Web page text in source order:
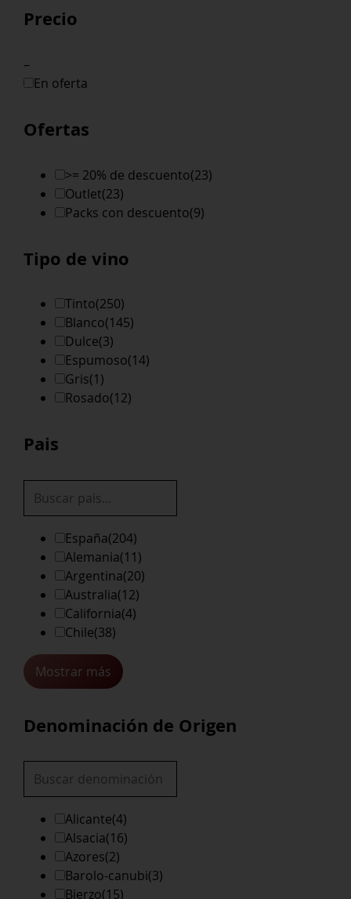
Precio
–
En oferta
Ofertas
>= 20% de descuento(23)
Outlet(23)
Packs con descuento(9)
Tipo de vino
Tinto(250)
Blanco(145)
Dulce(3)
Espumoso(14)
Gris(1)
Rosado(12)
Pais
España(204)
Alemania(11)
Argentina(20)
Australia(12)
California(4)
Chile(38)
Mostrar más
Denominación de Origen
Alicante(4)
Alsacia(16)
Azores(2)
Barolo-canubi(3)
Bierzo(15)